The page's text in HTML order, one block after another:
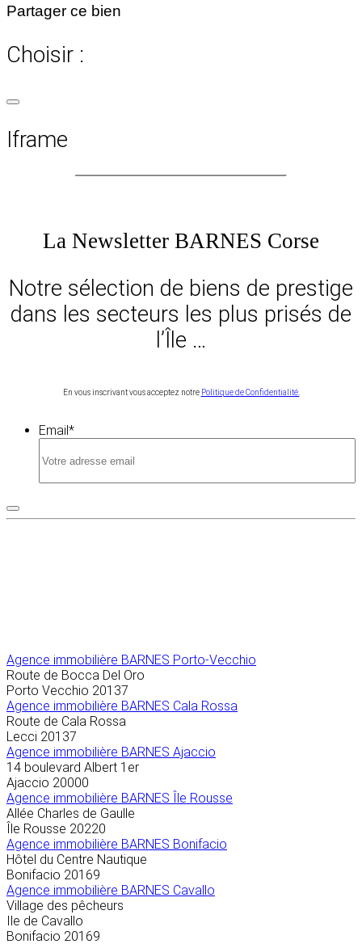
Partager ce bien
Choisir :
Iframe
La Newsletter BARNES Corse
Notre sélection de biens de prestige
dans les secteurs les plus prisés de
l’Île …
En vous inscrivant vous acceptez notre Politique de Confidentialité.
Email*
Agence immobilière BARNES Porto-Vecchio
Route de Bocca Del Oro
Porto Vecchio 20137
Agence immobilière BARNES Cala Rossa
Route de Cala Rossa
Lecci 20137
Agence immobilière BARNES Ajaccio
14 boulevard Albert 1er
Ajaccio 20000
Agence immobilière BARNES Île Rousse
Allée Charles de Gaulle
Île Rousse 20220
Agence immobilière BARNES Bonifacio
Hôtel du Centre Nautique
Bonifacio 20169
Agence immobilière BARNES Cavallo
Village des pêcheurs
Ile de Cavallo
Bonifacio 20169